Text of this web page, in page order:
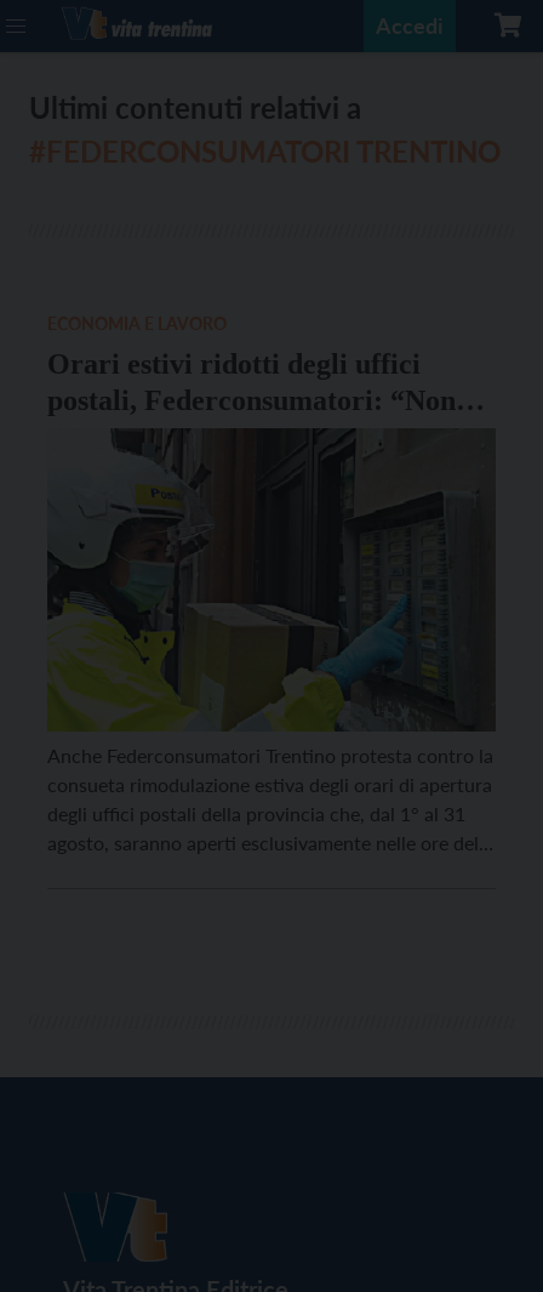
Accedi
Ultimi contenuti relativi a
Orari estivi ridotti degli uffici
postali, Federconsumatori: “Non
può essere sempre il cittadino a
Anche Federconsumatori Trentino protesta contro la
consueta rimodulazione estiva degli orari di apertura
degli uffici postali della provincia che, dal 1° al 31
agosto, saranno aperti esclusivamente nelle ore del